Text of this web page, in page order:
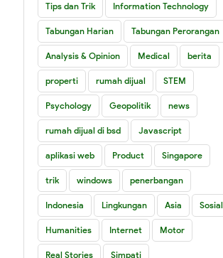
Tips dan Trik Information Technology
Tabungan Harian Tabungan Perorangan
Analysis & Opinion Medical berita
properti rumah dijual STEM
Psychology Geopolitik news
rumah dijual di bsd Javascript
aplikasi web Product Singapore
trik windows penerbangan
Indonesia Lingkungan Asia Sosial
Humanities Internet Motor
Real Stories Simpati